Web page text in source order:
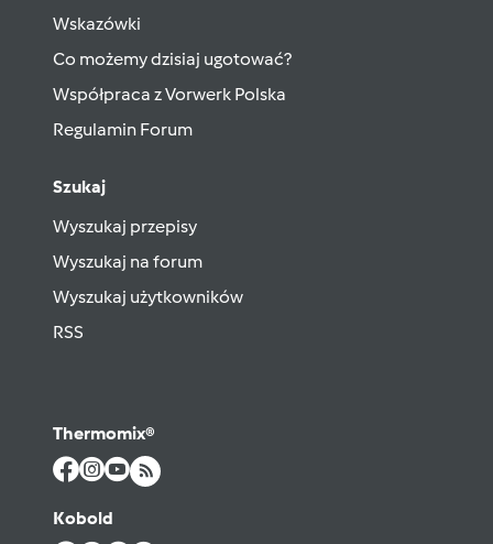
Wskazówki
Co możemy dzisiaj ugotować?
Współpraca z Vorwerk Polska
Regulamin Forum
Szukaj
Wyszukaj przepisy
Wyszukaj na forum
Wyszukaj użytkowników
RSS
Thermomix®
Kobold